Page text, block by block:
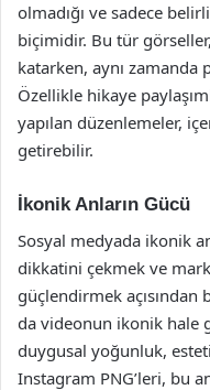
olmadığı ve sadece
biçimidir. Bu tür
katarken, aynı
Özellikle hikaye
yapılan düzenlemeler,
getirebilir.
İkonik Anların Gücü
Sosyal medyada ikonik
dikkatini çekmek ve
güçlendirmek açısından
da videonun ikonik hale
duygusal yoğunluk,
Instagram PNG’leri, bu